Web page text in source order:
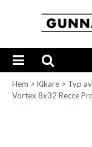
Hem > Kikare > Typ
Vortex 8x32 Recce